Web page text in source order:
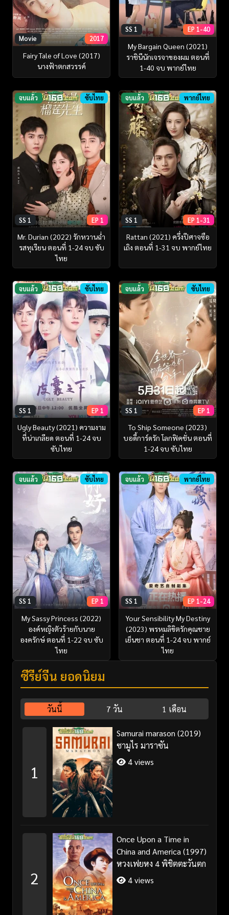
Movie 2017
Fairy Tale of Love (2017)
นางฟ้าตกสวรรค์
SS 1 EP 1-40
My Bargain Queen (2021)
ราชินีนักเจรจาของผม ตอนที่
1-40 จบ พากย์ไทย
จบแล้ว ซับไทย
SS 1 EP 1
Mr. Durian (2022) รักหวานฉ่ำ
รสทุเรียน ตอนที่ 1-24 จบ ซับ
ไทย
จบแล้ว พากย์ไทย
SS 1 EP 1-31
Rattan (2021) ครึ่งปีศาจซือ
เถิง ตอนที่ 1-31 จบ พากย์ไทย
จบแล้ว ซับไทย
SS 1 EP 1
Ugly Beauty (2021) ความงาม
ที่น่าเกลียด ตอนที่ 1-24 จบ
ซับไทย
จบแล้ว ซับไทย
SS 1 EP 1
To Ship Someone (2023)
บอดี้การ์ดรัก โลกฟิคชั่น ตอนที่
1-24 จบ ซับไทย
จบแล้ว ซับไทย
SS 1 EP 1
My Sassy Princess (2022)
องค์หญิงตัวร้ายกับนาย
องครักษ์ ตอนที่ 1-22 จบ ซับ
ไทย
จบแล้ว พากย์ไทย
SS 1 EP 1-24
Your Sensibility My Destiny
(2023) พรหมลิขิตรักคุณชาย
เย็นชา ตอนที่ 1-24 จบ พากย์
ไทย
ซีรี่ย์จีน ยอดนิยม
วันนี้ 7 วัน 1 เดือน
1
Samurai marason (2019)
ซามูไร มาราซัน
4 views
2
Once Upon a Time in
China and America (1997)
หวงเฟยหง 4 พิชิตตะวันตก
4 views